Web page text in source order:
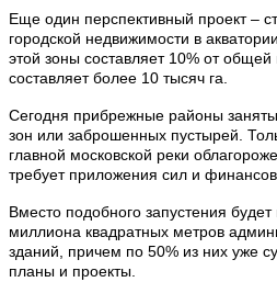
Еще один перспективный проект –
городской недвижимости в
этой зоны составляет 10% от
составляет более 10 тысяч га.
Сегодня прибрежные районы
зон или заброшенных пустырей.
главной московской реки
требует приложения сил и
Вместо подобного запустения
миллиона квадратных метров
зданий, причем по 50% из них уже
планы и проекты.